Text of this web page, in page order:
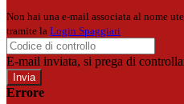
Non hai una e-mail associata al nome
tramite la Login Spaggiari
E-mail inviata, si prega di
Errore